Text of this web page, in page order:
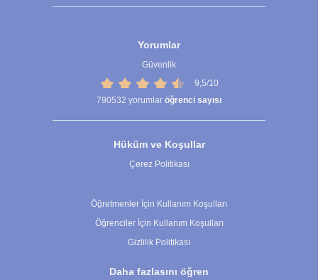
Yorumlar
Güvenlik
9,5/10
790532 yorumlar öğrenci sayısı
Hüküm ve Koşullar
Çerez Politikası
Öğretmenler İçin Kullanım Koşulları
Öğrenciler İçin Kullanım Koşulları
Gizlilik Politikası
Daha fazlasını öğren